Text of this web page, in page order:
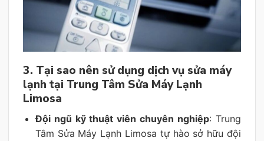
3. Tại sao nên sử dụng dịch vụ sửa máy
lạnh tại Trung Tâm Sửa Máy Lạnh
Limosa
Đội ngũ kỹ thuật viên chuyên nghiệp: Trung
Tâm Sửa Máy Lạnh Limosa tự hào sở hữu đội